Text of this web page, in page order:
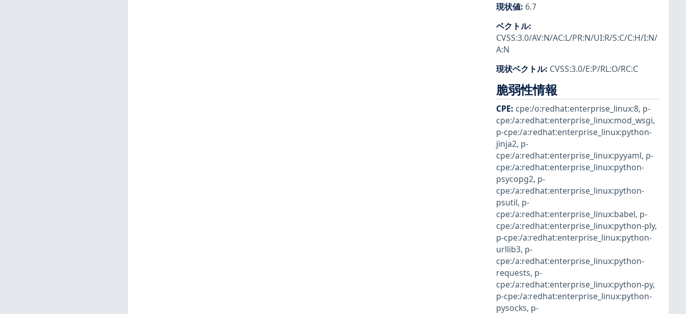
現状値: 6.7
ベクトル:
CVSS:3.0/AV:N/AC:L/PR:N/UI:R/S:C/C:H/I:N/
A:N
現状ベクトル: CVSS:3.0/E:P/RL:O/RC:C
脆弱性情報
CPE: cpe:/o:redhat:enterprise_linux:8, p-
cpe:/a:redhat:enterprise_linux:mod_wsgi,
p-cpe:/a:redhat:enterprise_linux:python-
jinja2, p-
cpe:/a:redhat:enterprise_linux:pyyaml, p-
cpe:/a:redhat:enterprise_linux:python-
psycopg2, p-
cpe:/a:redhat:enterprise_linux:python-
psutil, p-
cpe:/a:redhat:enterprise_linux:babel, p-
cpe:/a:redhat:enterprise_linux:python-ply,
p-cpe:/a:redhat:enterprise_linux:python-
urllib3, p-
cpe:/a:redhat:enterprise_linux:python-
requests, p-
cpe:/a:redhat:enterprise_linux:python-py,
p-cpe:/a:redhat:enterprise_linux:python-
pysocks, p-